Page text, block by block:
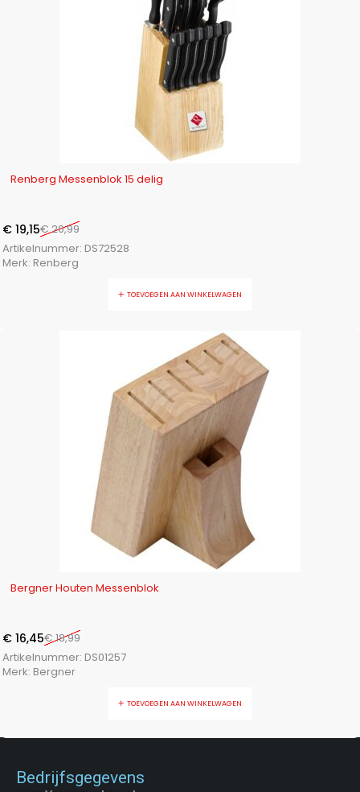
Renberg Messenblok 15 delig
€20,99
€ 19,15
Artikelnummer: DS72528
Merk: Renberg
TOEVOEGEN AAN WINKELWAGEN
Bergner Houten Messenblok
€18,99
€ 16,45
Artikelnummer: DS01257
Merk: Bergner
TOEVOEGEN AAN WINKELWAGEN
Bedrijfsgegevens